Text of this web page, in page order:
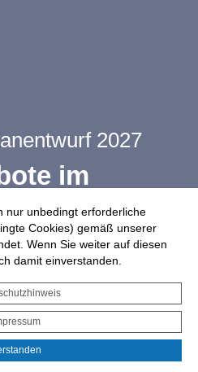
nur unbedingt erforderliche
Cookies) gemäß unserer
Wenn Sie weiter auf diesen
damit einverstanden.
2027
im
für Bürger*innen
Haushalt